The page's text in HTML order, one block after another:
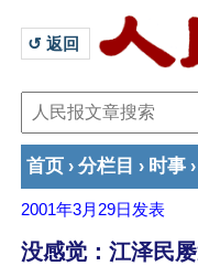
↺ 返回
首页 › 分栏目 › 时事 ›
2001年3月29日 发表
没感觉：江泽民